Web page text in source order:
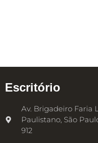
Escritório
Av. Brigadeiro Faria
Paulistano, São
912